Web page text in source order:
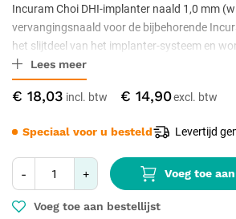
€ 18,03 € 14,90
- + Voeg toe
Voeg toe aan bestellijst
Speciaal voor u besteld Levertijd
Incuram Choi DHI-implanter naald 1,0 mm
vervangingsnaald voor de bijbehorende
het slijtdeel van het implanter-systeem en
runout, ovaliteit of botheid merkbaar is.
correcte verzorging, autoclaveerbaar tot 134
gecertificeerd.
Lees meer